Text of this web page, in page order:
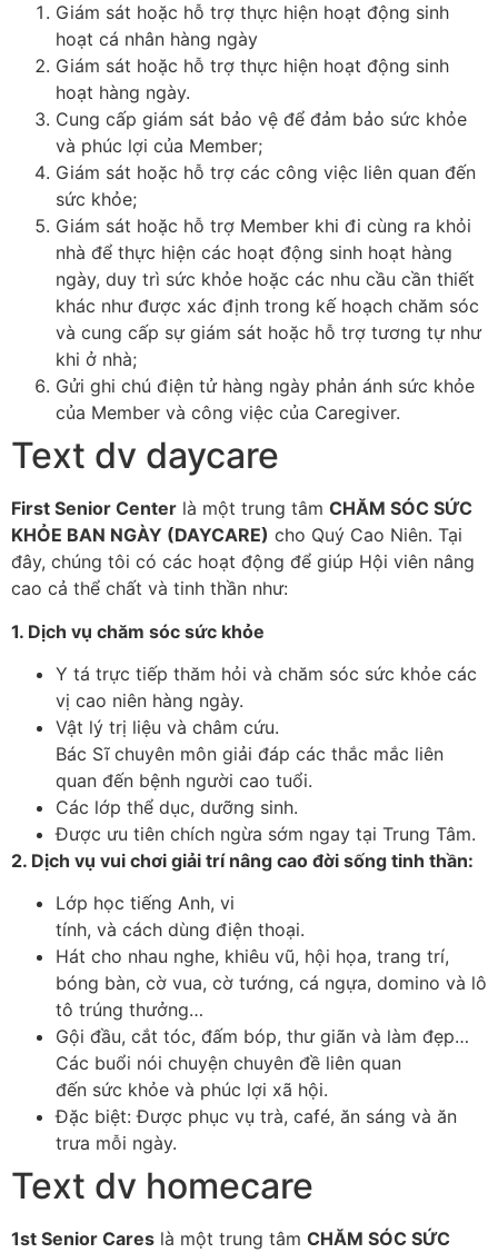
Giám sát hoặc hỗ trợ thực hiện hoạt động sinh
hoạt cá nhân hàng ngày
Giám sát hoặc hỗ trợ thực hiện hoạt động sinh
hoạt hàng ngày.
Cung cấp giám sát bảo vệ để đảm bảo sức khỏe
và phúc lợi của Member;
Giám sát hoặc hỗ trợ các công việc liên quan đến
sức khỏe;
Giám sát hoặc hỗ trợ Member khi đi cùng ra khỏi
nhà để thực hiện các hoạt động sinh hoạt hàng
ngày, duy trì sức khỏe hoặc các nhu cầu cần thiết
khác như được xác định trong kế hoạch chăm sóc
và cung cấp sự giám sát hoặc hỗ trợ tương tự như
khi ở nhà;
Gửi ghi chú điện tử hàng ngày phản ánh sức khỏe
của Member và công việc của Caregiver.
Text dv daycare
First Senior Center là một trung tâm CHĂM SÓC SỨC
KHỎE BAN NGÀY (DAYCARE) cho Quý Cao Niên. Tại
đây, chúng tôi có các hoạt động để giúp Hội viên nâng
cao cả thể chất và tinh thần như:​
1. Dịch vụ chăm sóc sức khỏe​
Y tá trực tiếp thăm hỏi và chăm sóc sức khỏe các
vị cao niên hàng ngày. ​
Vật lý trị liệu và châm cứu.​
Bác Sĩ chuyên môn giải đáp các thắc mắc liên
quan đến bệnh người cao tuổi.​
Các lớp thể dục, dưỡng sinh.​
Được ưu tiên chích ngừa sớm ngay tại Trung Tâm.​
2. Dịch vụ vui chơi giải trí nâng cao đời sống tinh thần:​
Lớp học tiếng Anh, vi
tính, và cách dùng điện thoại.​
Hát cho nhau nghe, khiêu vũ, hội họa, trang trí,
bóng bàn, cờ vua, cờ tướng, cá ngựa, domino và lô
tô trúng thưởng…​
Gội đầu, cắt tóc, đấm bóp, thư giãn và làm đẹp…​
Các buổi nói chuyện chuyên đề liên quan
đến sức khỏe và phúc lợi xã hội.​
Đặc biệt: Được phục vụ trà, café, ăn sáng và ăn
trưa mỗi ngày. ​
Text dv homecare
1st Senior Cares là một trung tâm CHĂM SÓC SỨC